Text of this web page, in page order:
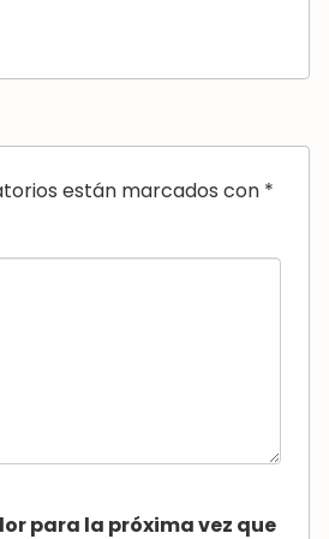
están marcados con *
para la próxima vez que